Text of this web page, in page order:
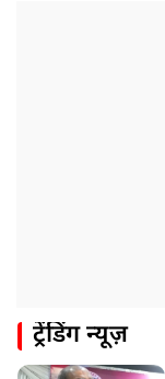
ट्रेंडिंग न्यूज़